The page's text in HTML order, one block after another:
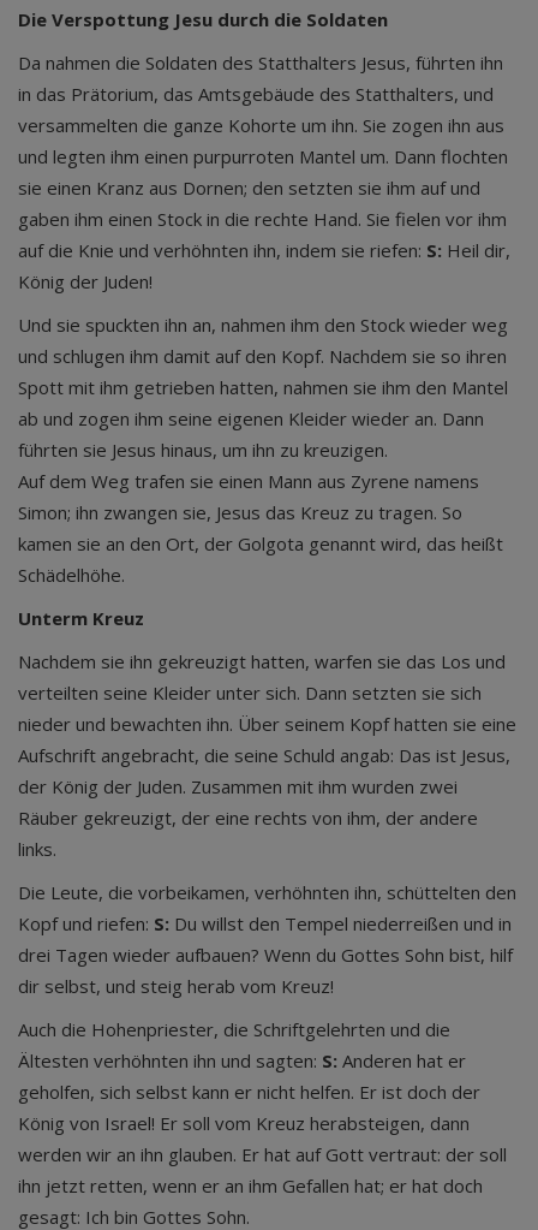
Die Verspottung Jesu durch die Soldaten
Da nahmen die Soldaten des Statthalters Jesus, führten ihn
in das Prätorium, das Amtsgebäude des Statthalters, und
versammelten die ganze Kohorte um ihn. Sie zogen ihn aus
und legten ihm einen purpurroten Mantel um. Dann flochten
sie einen Kranz aus Dornen; den setzten sie ihm auf und
gaben ihm einen Stock in die rechte Hand. Sie fielen vor ihm
auf die Knie und verhöhnten ihn, indem sie riefen: S: Heil dir,
König der Juden!
Und sie spuckten ihn an, nahmen ihm den Stock wieder weg
und schlugen ihm damit auf den Kopf. Nachdem sie so ihren
Spott mit ihm getrieben hatten, nahmen sie ihm den Mantel
ab und zogen ihm seine eigenen Kleider wieder an. Dann
führten sie Jesus hinaus, um ihn zu kreuzigen.
Auf dem Weg trafen sie einen Mann aus Zyrene namens
Simon; ihn zwangen sie, Jesus das Kreuz zu tragen. So
kamen sie an den Ort, der Golgota genannt wird, das heißt
Schädelhöhe.
Unterm Kreuz
Nachdem sie ihn gekreuzigt hatten, warfen sie das Los und
verteilten seine Kleider unter sich. Dann setzten sie sich
nieder und bewachten ihn. Über seinem Kopf hatten sie eine
Aufschrift angebracht, die seine Schuld angab: Das ist Jesus,
der König der Juden. Zusammen mit ihm wurden zwei
Räuber gekreuzigt, der eine rechts von ihm, der andere
links.
Die Leute, die vorbeikamen, verhöhnten ihn, schüttelten den
Kopf und riefen: S: Du willst den Tempel niederreißen und in
drei Tagen wieder aufbauen? Wenn du Gottes Sohn bist, hilf
dir selbst, und steig herab vom Kreuz!
Auch die Hohenpriester, die Schriftgelehrten und die
Ältesten verhöhnten ihn und sagten: S: Anderen hat er
geholfen, sich selbst kann er nicht helfen. Er ist doch der
König von Israel! Er soll vom Kreuz herabsteigen, dann
werden wir an ihn glauben. Er hat auf Gott vertraut: der soll
ihn jetzt retten, wenn er an ihm Gefallen hat; er hat doch
gesagt: Ich bin Gottes Sohn.